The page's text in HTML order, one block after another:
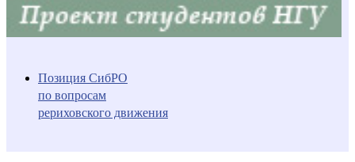
Позиция СибРО
по вопросам
рериховского движения